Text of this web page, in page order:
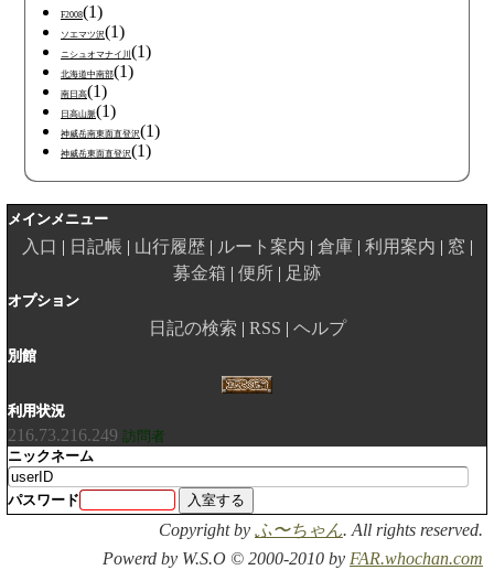
F2008(1)
ソエマツ沢(1)
ニシュオマナイ川(1)
北海道中南部(1)
南日高(1)
日高山脈(1)
神威岳南東面直登沢(1)
神威岳東面直登沢(1)
メインメニュー
入口 日記帳 山行履歴 ルート案内 倉庫 利用案内
窓
募金箱
便所 足跡
オプション
日記の検索 RSS ヘルプ
別館
利用状況
216.73.216.249 訪問者
ニックネーム
パスワード
Copyright by ふ〜ちゃん. All rights reserved.
Powerd by W.S.O © 2000-2010 by FAR.whochan.com